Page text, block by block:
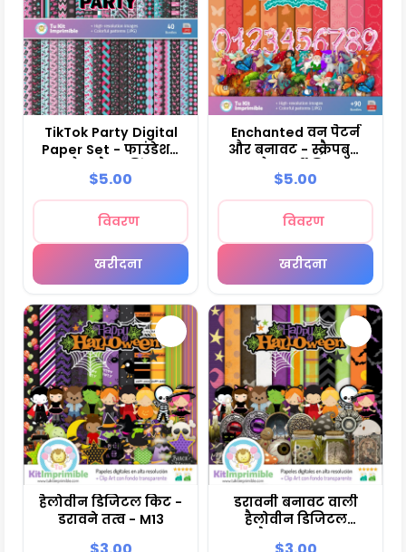
TikTok Party Digital
Paper Set - फाउंडेशन
$5.00
विवरण
खरीदना
Enchanted वन पैटर्न
और बनावट - स्क्रैपबुक
$5.00
विवरण
खरीदना
हैलोवीन डिजिटल किट -
डरावने तत्व - M13
डरावनी बनावट वाली
हैलोवीन डिजिटल